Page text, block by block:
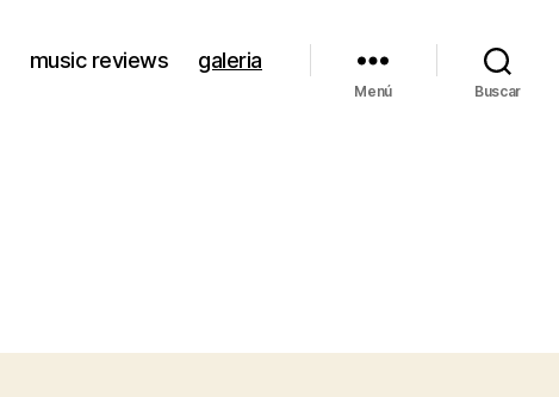
music reviews galeria
Menú Buscar